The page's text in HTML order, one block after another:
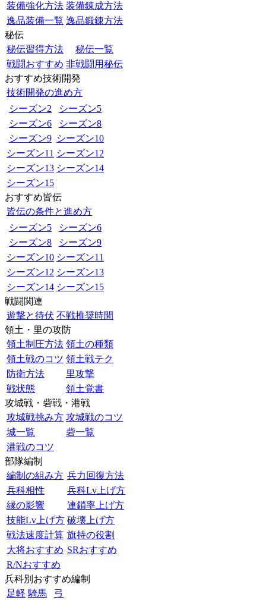
装備強化方法 装備錬成方法
逸品装備一覧 逸品鍛錬方法
秘伝
秘伝習得方法
秘伝一覧
戦闘おすすめ 非戦闘用秘伝
おすすめ技術開発
技術開発の進め方
シーズン2
シーズン5
シーズン6
シーズン8
シーズン9 シーズン10
シーズン11 シーズン12
シーズン13 シーズン14
シーズン15
おすすめ皆伝
皆伝の条件と進め方
シーズン5
シーズン6
シーズン8
シーズン9
シーズン10 シーズン11
シーズン12 シーズン13
シーズン14 シーズン15
戦闘関連
遊撃と待伏 不戦推奨時間
領土・里の攻防
領土制圧方法 領土の種類
領土戦のコツ 領土戦テク
防衛方法
里攻撃
戦状態
領土覚書
攻城戦・砦戦・港戦
攻城戦挑み方 攻城戦のコツ
城一覧
砦一覧
港戦のコツ
部隊編制
編制の組み方 兵力回復方法
兵科相性
兵科Lv上げ方
縁の影響
連鎖率上げ方
技能Lv上げ方 破壊上げ方
戦法速度計算 旗持の役割
大将おすすめ SRおすすめ
R/Nおすすめ
兵科別おすすめ編制
足軽 騎馬 弓